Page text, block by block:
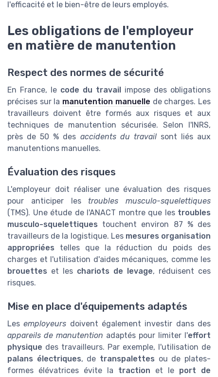
l'efficacité et le bien-être de leurs employés.
Les obligations de l'employeur
en matière de manutention
Respect des normes de sécurité
En France, le code du travail impose des obligations
précises sur la manutention manuelle de charges. Les
travailleurs doivent être formés aux risques et aux
techniques de manutention sécurisée. Selon l'INRS,
près de 50 % des accidents du travailsont liés aux
manutentions manuelles.
Évaluation des risques
L'employeur doit réaliser une évaluation des risques
pour anticiper les troubles musculo-squelettiques
(TMS). Une étude de l'ANACT montre que les troubles
musculo-squelettiques touchent environ 87 % des
travailleurs de la logistique. Les mesures organisation
appropriées telles que la réduction du poids des
charges et l'utilisation d'aides mécaniques, comme les
brouettes et les chariots de levage, réduisent ces
risques.
Mise en place d'équipements adaptés
Lesemployeurs doivent également investir dans des
appareils de manutention adaptés pour limiter l'effort
physique des travailleurs. Par exemple, l'utilisation de
palans électriques, de transpalettes ou de plates-
formes élévatrices évite la traction et le port de